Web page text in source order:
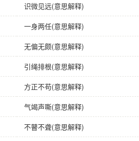
识微见远(意思解释)
一身两任(意思解释)
无偏无颇(意思解释)
引绳排根(意思解释)
方正不苟(意思解释)
气竭声嘶(意思解释)
不瞽不聋(意思解释)